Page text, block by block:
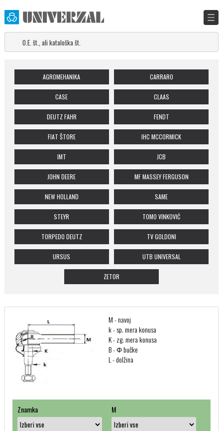
AGROMEHANIKA CARRARO
CASE CLAAS
DEUTZ FAHR FENDT
FIAT ŠTORE IHC MCCORMICK
IMT JCB
JOHN DEERE MF MASSEY FERGUSON
NEW HOLLAND SAME
STEYR TOMO VINKOVIĆ
TORPEDO DEUTZ TV GOLDONI
URSUS UTB UNIVERSAL
ZETOR
M - navoj
k - sp. mera konusa
K - zg. mera konusa
B - Φ bučke
L - dolžina
Znamka M